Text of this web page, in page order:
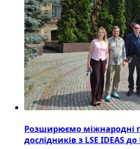
Розширюємо міжнародні
дослідників з LSE IDEAS до